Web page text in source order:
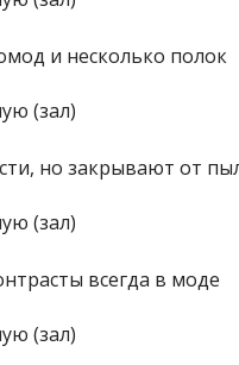
и несколько полок
но закрывают от
всегда в моде